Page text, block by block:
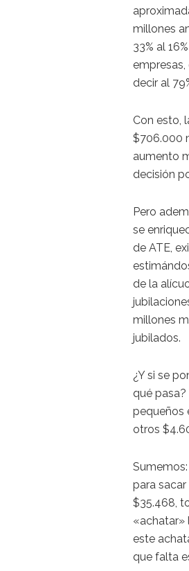
millones
33% al
decir al
Con esto,
$706.000
aumento
decisión
Pero
se
de ATE,
de la
millones
jubilados.
¿Y si se
qué
pequeños
otros
para
$35.468,
«achatar»
este
que falta